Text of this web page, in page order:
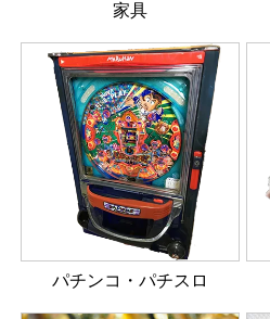
家具
パチンコ・パチスロ